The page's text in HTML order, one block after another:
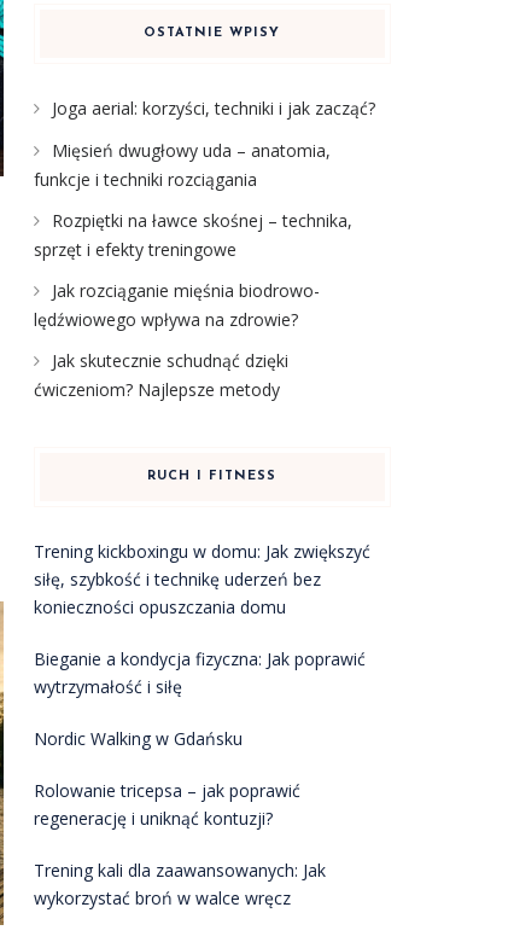
OSTATNIE WPISY
Joga aerial: korzyści, techniki i jak zacząć?
Mięsień dwugłowy uda – anatomia,
funkcje i techniki rozciągania
Rozpiętki na ławce skośnej – technika,
sprzęt i efekty treningowe
Jak rozciąganie mięśnia biodrowo-
lędźwiowego wpływa na zdrowie?
Jak skutecznie schudnąć dzięki
ćwiczeniom? Najlepsze metody
RUCH I FITNESS
Trening kickboxingu w domu: Jak zwiększyć
siłę, szybkość i technikę uderzeń bez
konieczności opuszczania domu
Bieganie a kondycja fizyczna: Jak poprawić
wytrzymałość i siłę
Nordic Walking w Gdańsku
Rolowanie tricepsa – jak poprawić
regenerację i uniknąć kontuzji?
Trening kali dla zaawansowanych: Jak
wykorzystać broń w walce wręcz